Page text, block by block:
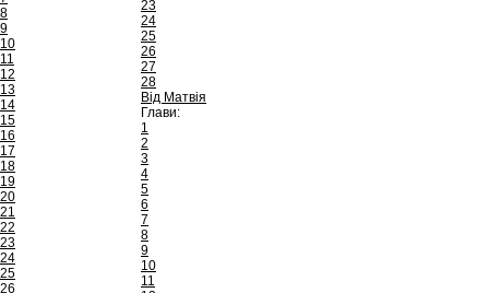
8
9
10
11
12
13
14
15
16
17
18
19
20
21
22
23
24
25
26
23
24
25
26
27
28
Від Матвія
Глави:
1
2
3
4
5
6
7
8
9
10
11